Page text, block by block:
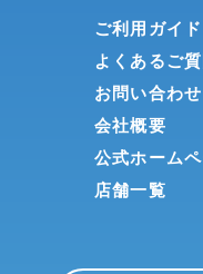
ご利用ガイド
よくあるご質
お問い合わせ
会社概要
公式ホーム
店舗一覧